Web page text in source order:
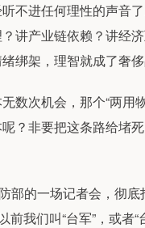
不进任何理性的声音
讲产业链依赖？讲经
绑架，理智就成了奢侈
数次机会，那个“两用
？非要把这条路给堵
部的一场记者会，彻
我们叫“台军”，或者